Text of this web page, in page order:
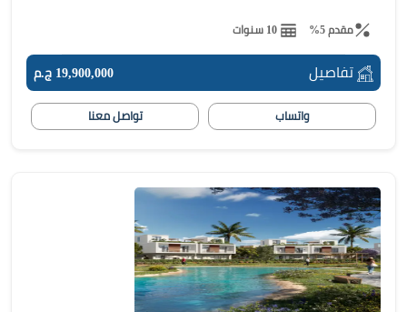
مقدم 5% 10 سنوات
تفاصيل 19,900,000 ج.م
واتساب تواصل معنا